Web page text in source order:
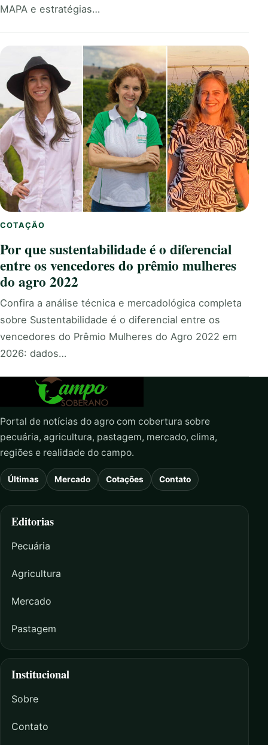
MAPA e estratégias…
COTAÇÃO
Por que sustentabilidade é o diferencial
entre os vencedores do prêmio mulheres
do agro 2022
Confira a análise técnica e mercadológica completa
sobre Sustentabilidade é o diferencial entre os
vencedores do Prêmio Mulheres do Agro 2022 em
2026: dados…
Portal de notícias do agro com cobertura sobre
pecuária, agricultura, pastagem, mercado, clima,
regiões e realidade do campo.
Últimas Mercado Cotações Contato
Editorias
Pecuária
Agricultura
Mercado
Pastagem
Institucional
Sobre
Contato